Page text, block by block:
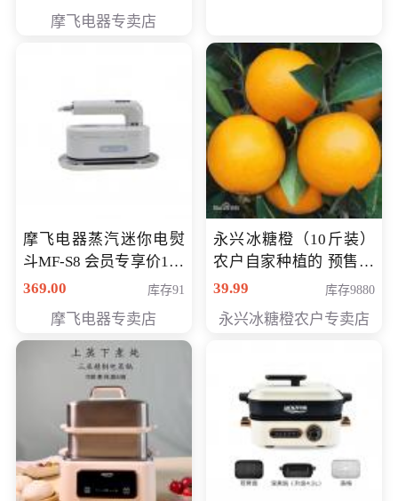
摩飞电器专卖店
摩飞电器蒸汽迷你电熨
斗MF-S8 会员专享价168
元
369.00 库存91
摩飞电器专卖店
永兴冰糖橙（10斤装）
农户自家种植的 预售10
万斤 会员包邮专享价
39.99 库存9880
永兴冰糖橙农户专卖店